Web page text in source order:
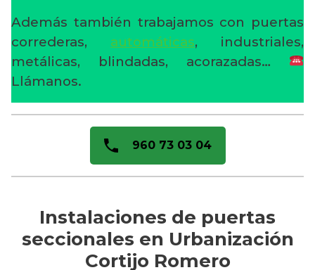
Además también trabajamos con puertas
correderas, automáticas, industriales,
metálicas, blindadas, acorazadas…
Llámanos.
960 73 03 04
Instalaciones de puertas
seccionales en Urbanización
Cortijo Romero